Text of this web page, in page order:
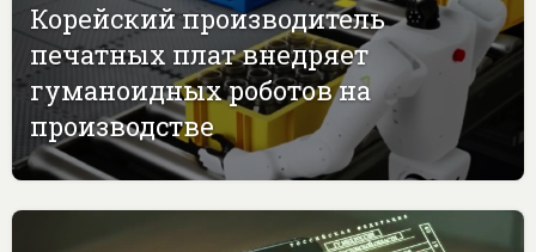
Корейский производитель
печатных плат внедряет
гуманоидных роботов на
производстве